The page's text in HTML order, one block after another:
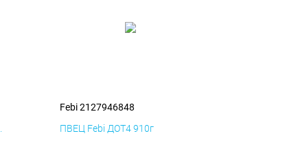
Febi 2127946848
ПВЕЦ Febi ДОТ4 910г